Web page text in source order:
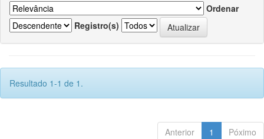
Ordenar
Registro(s)
Resultado 1-1 de 1.
Anterior 1 Póximo